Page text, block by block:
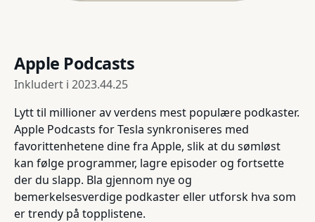
Apple Podcasts
Inkludert i 2023.44.25
Lytt til millioner av verdens mest populære podkaster.
Apple Podcasts for Tesla synkroniseres med
favorittenhetene dine fra Apple, slik at du sømløst
kan følge programmer, lagre episoder og fortsette
der du slapp. Bla gjennom nye og
bemerkelsesverdige podkaster eller utforsk hva som
er trendy på topplistene.